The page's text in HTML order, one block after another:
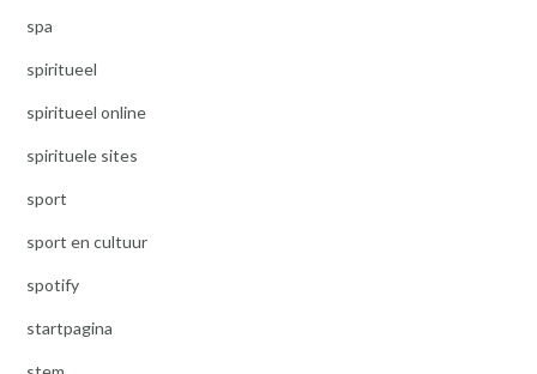
spa
spiritueel
spiritueel online
spirituele sites
sport
sport en cultuur
spotify
startpagina